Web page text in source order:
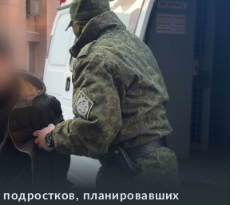
планировавших